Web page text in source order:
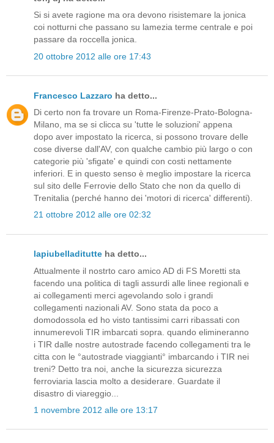
Si si avete ragione ma ora devono risistemare la jonica
coi notturni che passano su lamezia terme centrale e poi
passare da roccella jonica.
20 ottobre 2012 alle ore 17:43
Francesco Lazzaro ha detto...
Di certo non fa trovare un Roma-Firenze-Prato-Bologna-
Milano, ma se si clicca su 'tutte le soluzioni' appena
dopo aver impostato la ricerca, si possono trovare delle
cose diverse dall'AV, con qualche cambio più largo o con
categorie più 'sfigate' e quindi con costi nettamente
inferiori. E in questo senso è meglio impostare la ricerca
sul sito delle Ferrovie dello Stato che non da quello di
Trenitalia (perché hanno dei 'motori di ricerca' differenti).
21 ottobre 2012 alle ore 02:32
lapiubelladitutte ha detto...
Attualmente il nostrto caro amico AD di FS Moretti sta
facendo una politica di tagli assurdi alle linee regionali e
ai collegamenti merci agevolando solo i grandi
collegamenti nazionali AV. Sono stata da poco a
domodossola ed ho visto tantissimi carri ribassati con
innumerevoli TIR imbarcati sopra. quando elimineranno
i TIR dalle nostre autostrade facendo collegamenti tra le
citta con le °autostrade viaggianti° imbarcando i TIR nei
treni? Detto tra noi, anche la sicurezza sicurezza
ferroviaria lascia molto a desiderare. Guardate il
disastro di viareggio...
1 novembre 2012 alle ore 13:17